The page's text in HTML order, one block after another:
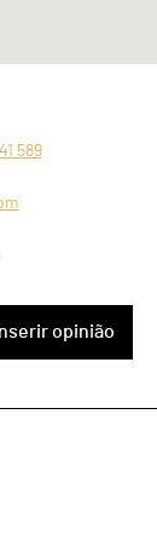
589
opinião